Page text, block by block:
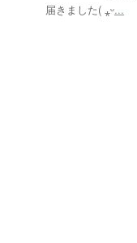
届きました( ⁎ᵕ...